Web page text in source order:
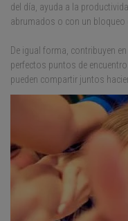
del día, ayuda a la
abrumados o con un bloqueo
De igual forma, contribuyen
perfectos puntos de
pueden compartir juntos